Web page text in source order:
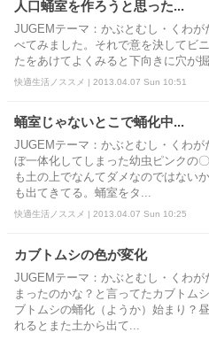
人口蛹室を作ろうと思った...
JUGEMテーマ：かぶとむし・くわ
べてみました。それで意を決してビ
たをあけてよくみると下向きに穴が
快適生活ノススメ | 2013.04.07 Sun 10:51
蛹室じゃないとこで蛹化中...
JUGEMテーマ：かぶとむし・くわが
ぼ一体化してしまった幼虫ピンクの
も土の上でなんてダメなのではない
も出てきてる。蛹室をタ...
快適生活ノススメ | 2013.04.07 Sun 10:25
カブトムシの色が変化
JUGEMテーマ：かぶとむし・くわが
まったのかな？と言ってたカブ
ブトムシの蛹化（ようか）始まり？
れるとまた土から出て...